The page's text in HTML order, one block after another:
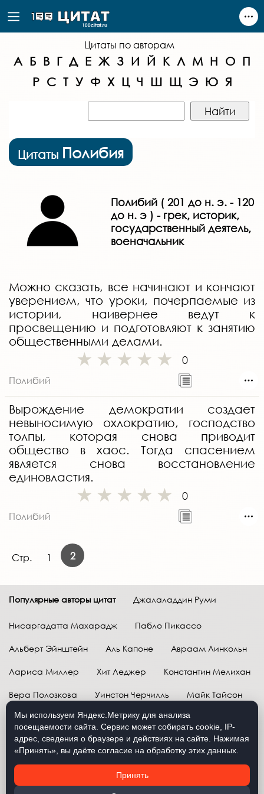
Цитаты по авторам
А Б В Г Д Е Ж З И Й К Л М Н О П
Р С Т У Ф Х Ц Ч Ш Щ Э Ю Я
Цитаты Полибия
Полибий ( 201 до н. э. - 120
до н. э ) - грек, историк,
государственный деятель,
военачальник
Можно сказать, все начинают и кончают
уверением, что уроки, почерпаемые из
истории, наивернее ведут к
просвещению и подготовляют к занятию
общественными делами.
0
Полибий
Вырождение демократии создает
невыносимую охлократию, господство
толпы, которая снова приводит
общество в хаос. Тогда спасением
является снова восстановление
единовластия.
0
Полибий
Стр. 1 2
Популярные авторы цитат Джалаладдин Руми
Нисаргадатта Махарадж Пабло Пикассо
Альберт Эйнштейн Аль Капоне Авраам Линкольн
Лариса Миллер Хит Леджер Константин Мелихан
Вера Полозкова Уинстон Черчилль Майк Тайсон
Марк Твен Расул Гамзатов Грег Плитт
Далай-лама XIV Уоррен Баффетт
Давид Самойлов Антон Чехов Жан-Поль Сартр
Брюс Ли Бенджамин Франклин Лев Н. Толстой
Мы используем Яндекс.Метрику для анализа
посещаемости сайта. Сервис может собирать cookie, IP-
адрес, сведения о браузере и действиях на сайте. Нажимая
«Принять», вы даёте согласие на обработку этих данных.
Принять